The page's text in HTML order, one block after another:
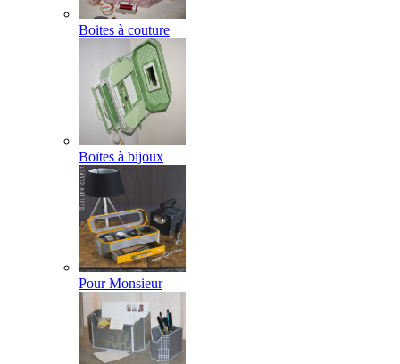
Boites à couture
Boïtes à bijoux
Pour Monsieur